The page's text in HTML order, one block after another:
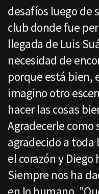
desafíos luego de
club donde fue
llegada de Luis
necesidad de
porque está bien,
imagino otro
hacer las cosas
Agradecerle como
agradecido a toda
el corazón y Diego
Siempre nos ha